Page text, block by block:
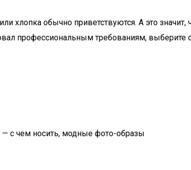
хлопка обычно приветствуются. А это
профессиональным требованиям,
— с чем носить, модные фото-образы